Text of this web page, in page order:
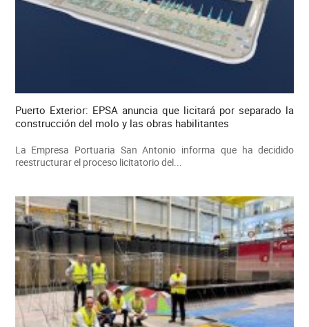
Puerto Exterior: EPSA anuncia que licitará por separado la
construcción del molo y las obras habilitantes
La Empresa Portuaria San Antonio informa que ha decidido
reestructurar el proceso licitatorio del...